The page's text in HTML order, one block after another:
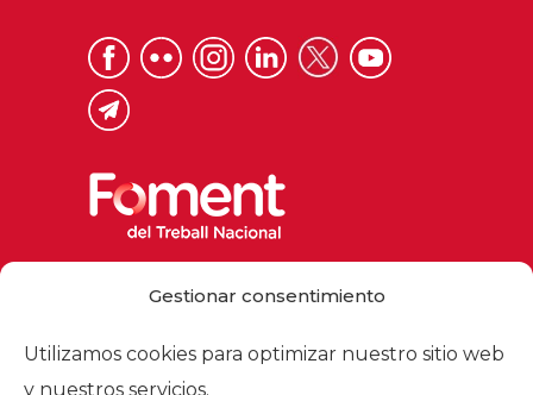
Gestionar consentimiento
Utilizamos cookies para optimizar nuestro sitio web
y nuestros servicios.
foment@foment.com